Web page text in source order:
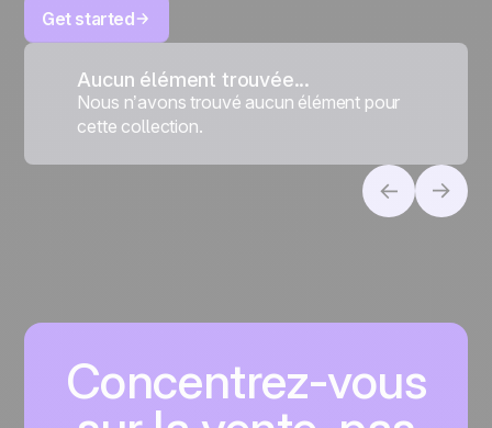
Get started
Aucun élément trouvée...
Nous n’avons trouvé aucun élément pour
cette collection.
Concentrez-vous